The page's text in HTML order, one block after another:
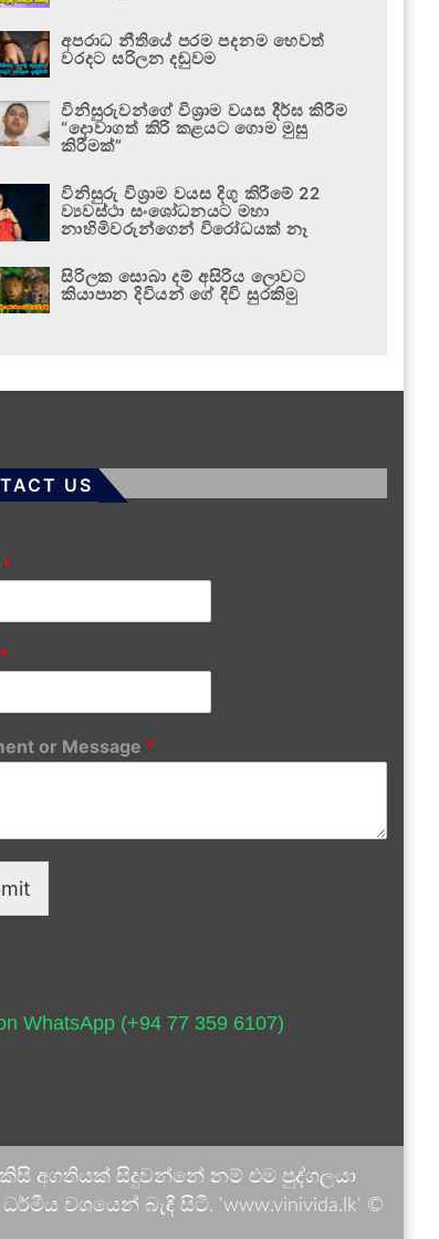
අපරාධ නීතියේ පරම පදනම හෙවත්
වරදට සරිලන දඬුවම
විනිසුරුවන්ගේ විශ්‍රාම වයස දීර්ඝ කිරීම
“දොවාගත් කිරි කළයට ගොම මුසු
කිරීමක්”
විනිසුරු විශ්‍රාම වයස දිගු කිරීමේ 22
ව්‍යවස්ථා සංශෝධනයට මහා
නාහිමිවරුන්ගෙන් විරෝධයක් නෑ
සිරිලක සොබා දම් අසිරිය ලොවට
කියාපාන දිවියන් ගේ දිවි සුරකිමු
US
*
*
or Message *
WhatsApp (+94 77 359 6107)
අගතියක් සිදුවන්නේ නම් එම පුද්ගලයා
වශයෙන් බැඳී සිටී. 'www.vinivida.lk' ©